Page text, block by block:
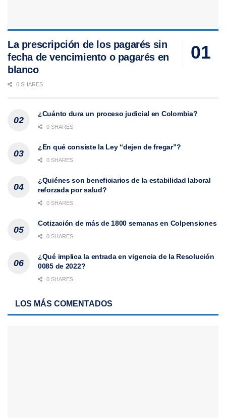
La prescripción de los pagarés sin
fecha de vencimiento o pagarés en
blanco
0 SHARES
¿Cuánto dura un proceso judicial en Colombia?
0 SHARES
¿En qué consiste la Ley “dejen de fregar”?
0 SHARES
¿Quiénes son beneficiarios de la estabilidad laboral
reforzada por salud?
0 SHARES
Cotización de más de 1800 semanas en Colpensiones
0 SHARES
¿Qué implica la entrada en vigencia de la Resolución
0085 de 2022?
0 SHARES
LOS MÁS COMENTADOS